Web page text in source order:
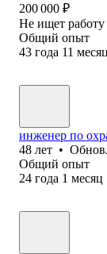
200 000 ₽
Не ищет работу
Общий опыт
43 года 11
инженер по
48 лет •
Общий опыт
24 года 1 месяц